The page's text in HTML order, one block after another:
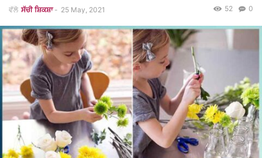
ਵੱਲੋ ਸੱਚੀ ਸ਼ਿਕਸ਼ਾ - 25 May, 2021 0
52